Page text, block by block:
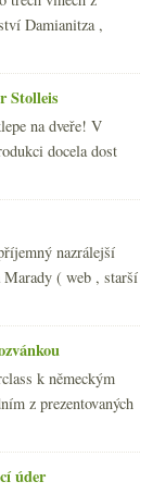
Damianitza ,
Stolleis
na dveře! V
docela dost
nazrálejší
( web , starší
k německým
z prezentovaných
úder